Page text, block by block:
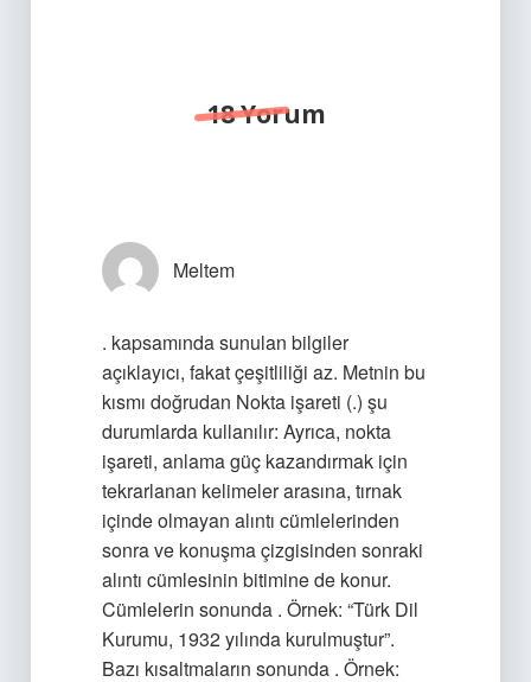
18 Yorum
Meltem
. kapsamında sunulan bilgiler
açıklayıcı, fakat çeşitliliği az. Metnin bu
kısmı doğrudan Nokta işareti (.) şu
durumlarda kullanılır: Ayrıca, nokta
işareti, anlama güç kazandırmak için
tekrarlanan kelimeler arasına, tırnak
içinde olmayan alıntı cümlelerinden
sonra ve konuşma çizgisinden sonraki
alıntı cümlesinin bitimine de konur.
Cümlelerin sonunda . Örnek: “Türk Dil
Kurumu, 1932 yılında kurulmuştur”.
Bazı kısaltmaların sonunda . Örnek: